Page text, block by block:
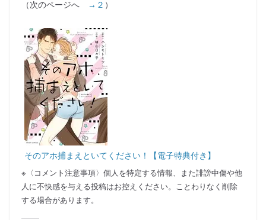
（次のページへ →２ ）
そのアホ捕まえといてください！【電子特典付き】
※〈コメント注意事項〉個人を特定する情報、また誹謗中傷や他
人に不快感を与える投稿はお控えください。ことわりなく削除
する場合があります。